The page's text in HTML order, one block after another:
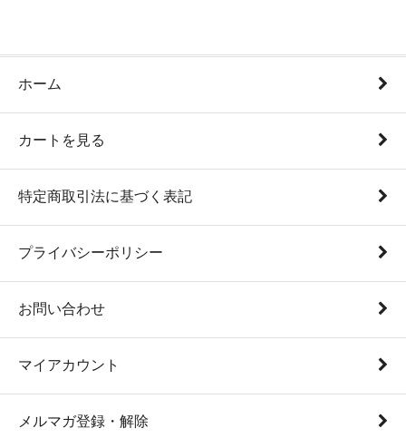
ホーム
カートを見る
特定商取引法に基づく表記
プライバシーポリシー
お問い合わせ
マイアカウント
メルマガ登録・解除